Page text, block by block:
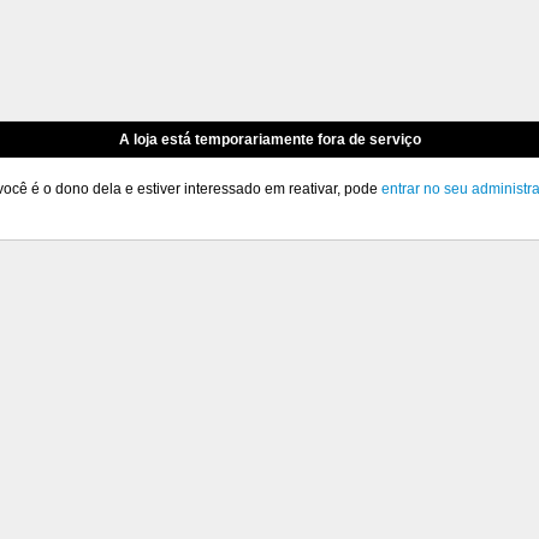
A loja está temporariamente fora de serviço
é o dono dela e estiver interessado em reativar, pode entrar no seu